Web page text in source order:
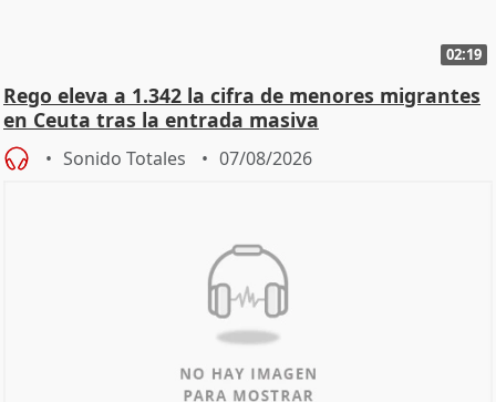
02:19
Rego eleva a 1.342 la cifra de menores migrantes
en Ceuta tras la entrada masiva
Sonido Totales 07/08/2026